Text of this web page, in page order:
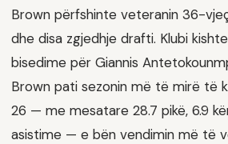
Brown përfshinte veteranin 36-
dhe disa zgjedhje drafti. Klubi
bisedime për Giannis
Brown pati sezonin më të mirë të
26 — me mesatare 28.7 pikë, 6.9
asistime — e bën vendimin më të